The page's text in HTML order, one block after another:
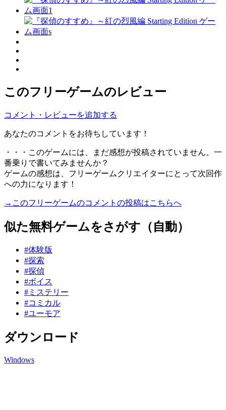
このフリーゲームのレビュー
コメント・レビューを追加する
あなたのコメントをお待ちしています！
・・・このゲームには、まだ感想が投稿されていません。一
番乗りで書いてみませんか？
ゲームの感想は、フリーゲームクリエイターにとって次回作
への力になります！
→このフリーゲームのコメントの投稿はこちらへ
似た無料ゲームをさがす（自動）
#体験版
#探索
#探偵
#ボイス
#ミステリー
#コミカル
#ユーモア
ダウンロード
Windows